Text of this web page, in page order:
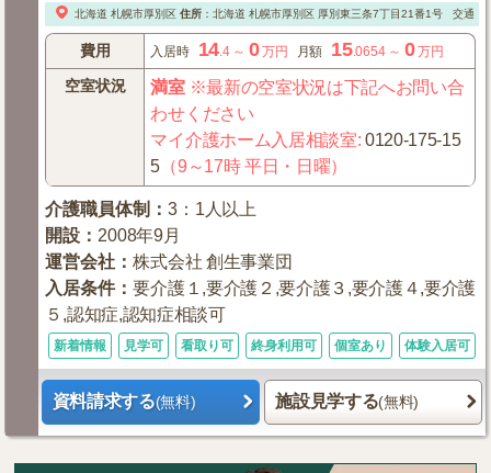
北海道 札幌市厚別区 住所： 北海道 札幌市厚別区厚別東三条7丁目21番1号 交通：
費用 入居時 14 .4～ 0万円 月額 15.0654～ 0万円
空室状況 満室※最新の空室状況は下記へお問い合
わせください
マイ介護ホーム入居相談室:0120-175-15
5 （9～17時 平日・日曜）
介護職員体制 ：3：1人以上
開設 ： 2008年9月
運営会社 ：株式会社 創生事業団
入居条件：要介護１,要介護２,要介護３,要介護４,要介護
５,認知症,認知症相談可
新着情報 見学可 看取り可 終身利用可 個室あり 体験入居可
資料請求する(無料) 施設見学する(無料)